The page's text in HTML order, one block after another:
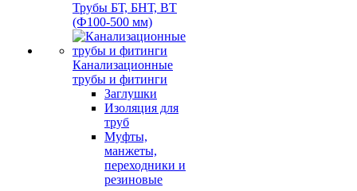
Трубы БТ, БНТ, ВТ
(Ф100-500 мм)
Канализационные
трубы и фитинги
Заглушки
Изоляция для
труб
Муфты,
манжеты,
переходники и
резиновые